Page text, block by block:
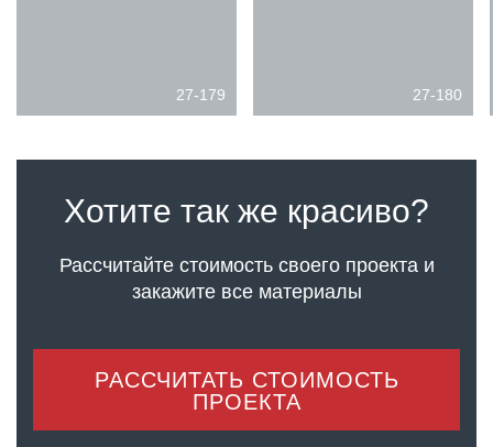
27-179 27-180
Хотите так же красиво?
Рассчитайте стоимость своего проектаи
закажите все материалы
РАССЧИТАТЬ СТОИМОСТЬ
ПРОЕКТА